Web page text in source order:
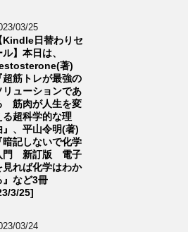
03/25
Kindle日替わりセ
ル】本日は、
著)
超筋トレが最強の
リューションであ
筋肉が人生を変
る超科学的な理
』、平山令明(著)
暗記しないで化学
門 新訂版 電子
見れば化学はわか
』など3冊
3/25]
03/24